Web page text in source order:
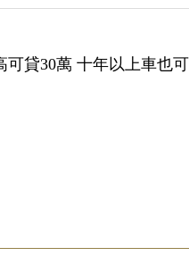
貸30萬 十年以上車也